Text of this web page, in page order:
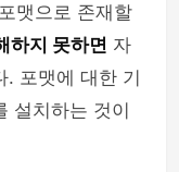
맷으로 존재할
하지 못하면 자
. 포맷에 대한 기
설치하는 것이